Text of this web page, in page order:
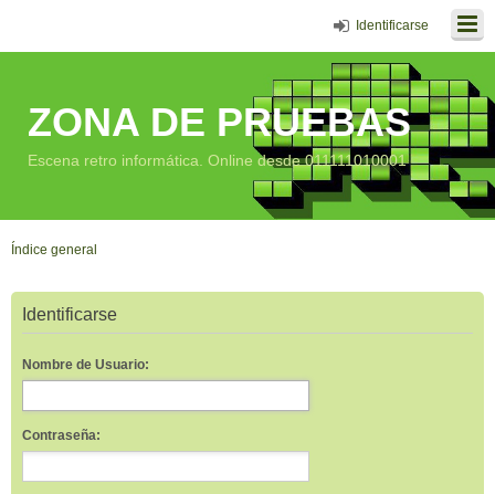
Identificarse
ZONA DE PRUEBAS
Escena retro informática. Online desde 011111010001
Índice general
Identificarse
Nombre de Usuario:
Contraseña: